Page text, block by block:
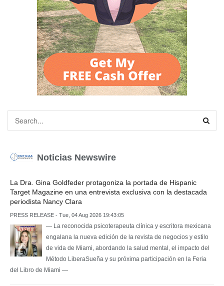
Noticias Newswire
La Dra. Gina Goldfeder protagoniza la portada de Hispanic
Target Magazine en una entrevista exclusiva con la destacada
periodista Nancy Clara
PRESS RELEASE - Tue, 04 Aug 2026 19:43:05
— La reconocida psicoterapeuta clínica y escritora mexicana
engalana la nueva edición de la revista de negocios y estilo
de vida de Miami, abordando la salud mental, el impacto del
Método LiberaSueña y su próxima participación en la Feria
del Libro de Miami —